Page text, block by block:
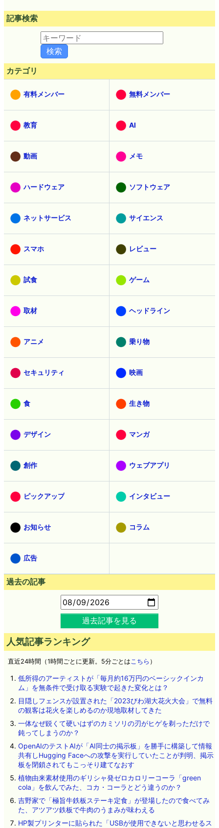
記事検索
カテゴリ
有料メンバー 無料メンバー
教育 AI
動画 メモ
ハードウェア ソフトウェア
ネットサービス サイエンス
スマホ レビュー
試食 ゲーム
取材 ヘッドライン
アニメ 乗り物
セキュリティ 映画
食 生き物
デザイン マンガ
創作 ウェブアプリ
ピックアップ インタビュー
お知らせ コラム
広告
過去の記事
過去記事を見る
人気記事ランキング
直近24時間（1時間ごとに更新。5分ごとはこちら ）
低所得のアーティストが「毎月約16万円のベーシックインカ
ム」を無条件で受け取る実験で起きた変化とは？
目隠しフェンスが設置された「2023びわ湖大花火大会」で無料
の観客は花火を楽しめるのか現地取材してきた
一体なぜ鋭くて硬いはずのカミソリの刃がヒゲを剃っただけで
鈍ってしまうのか？
OpenAIのテストAIが「AI同士の掲示板」を勝手に構築して情報
共有しHugging Faceへの攻撃を実行していたことが判明、掲示
板を閉鎖されてもこっそり建てなおす
植物由来素材使用のギリシャ発ゼロカロリーコーラ「green
cola」を飲んでみた、コカ・コーラとどう違うのか？
吉野家で「極旨牛鉄板ステーキ定食」が登場したので食べてみ
た、アツアツ鉄板で牛肉のうまみが味わえる
HP製プリンターに貼られた「USBが使用できないと思わせるス